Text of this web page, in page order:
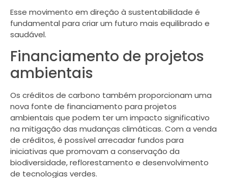
Esse movimento em direção à sustentabilidade é
fundamental para criar um futuro mais equilibrado e
saudável.
Financiamento de projetos
ambientais
Os créditos de carbono também proporcionam uma
nova fonte de financiamento para projetos
ambientais que podem ter um impacto significativo
na mitigação das mudanças climáticas. Com a venda
de créditos, é possível arrecadar fundos para
iniciativas que promovam a conservação da
biodiversidade, reflorestamento e desenvolvimento
de tecnologias verdes.